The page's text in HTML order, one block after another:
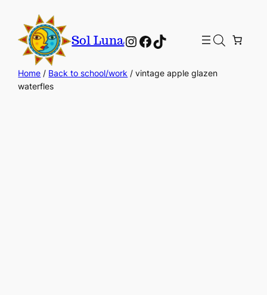
Sol LunaInstagram
Facebook
TikTok
Home / Back to school/work / vintage apple glazen
waterfles